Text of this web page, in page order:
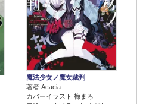
魔法少女ノ魔女裁判
著者 Acacia
カバーイラスト 梅まろ